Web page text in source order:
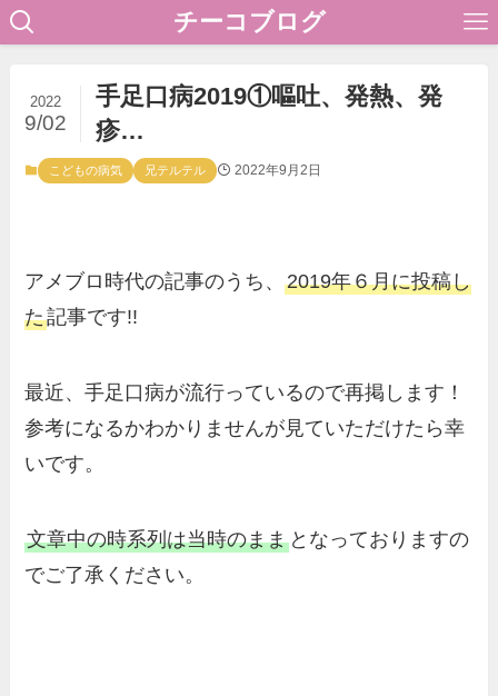
チーコブログ
手足口病2019①嘔吐、発熱、発
疹…
2022
9/02
こどもの病気 兄テルテル 2022年9月2日
アメブロ時代の記事のうち、2019年６月に投稿し
た記事です!!
最近、手足口病が流行っているので再掲します！
参考になるかわかりませんが見ていただけたら幸
いです。
文章中の時系列は当時のまま となっておりますの
でご了承ください。